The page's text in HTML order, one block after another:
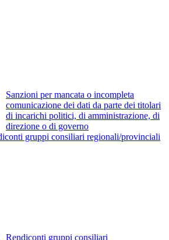
Sanzioni per mancata o incompleta
comunicazione dei dati da parte dei titolari
di incarichi politici, di amministrazione, di
direzione o di governo
gruppi consiliari regionali/provinciali
Rendiconti gruppi consiliari